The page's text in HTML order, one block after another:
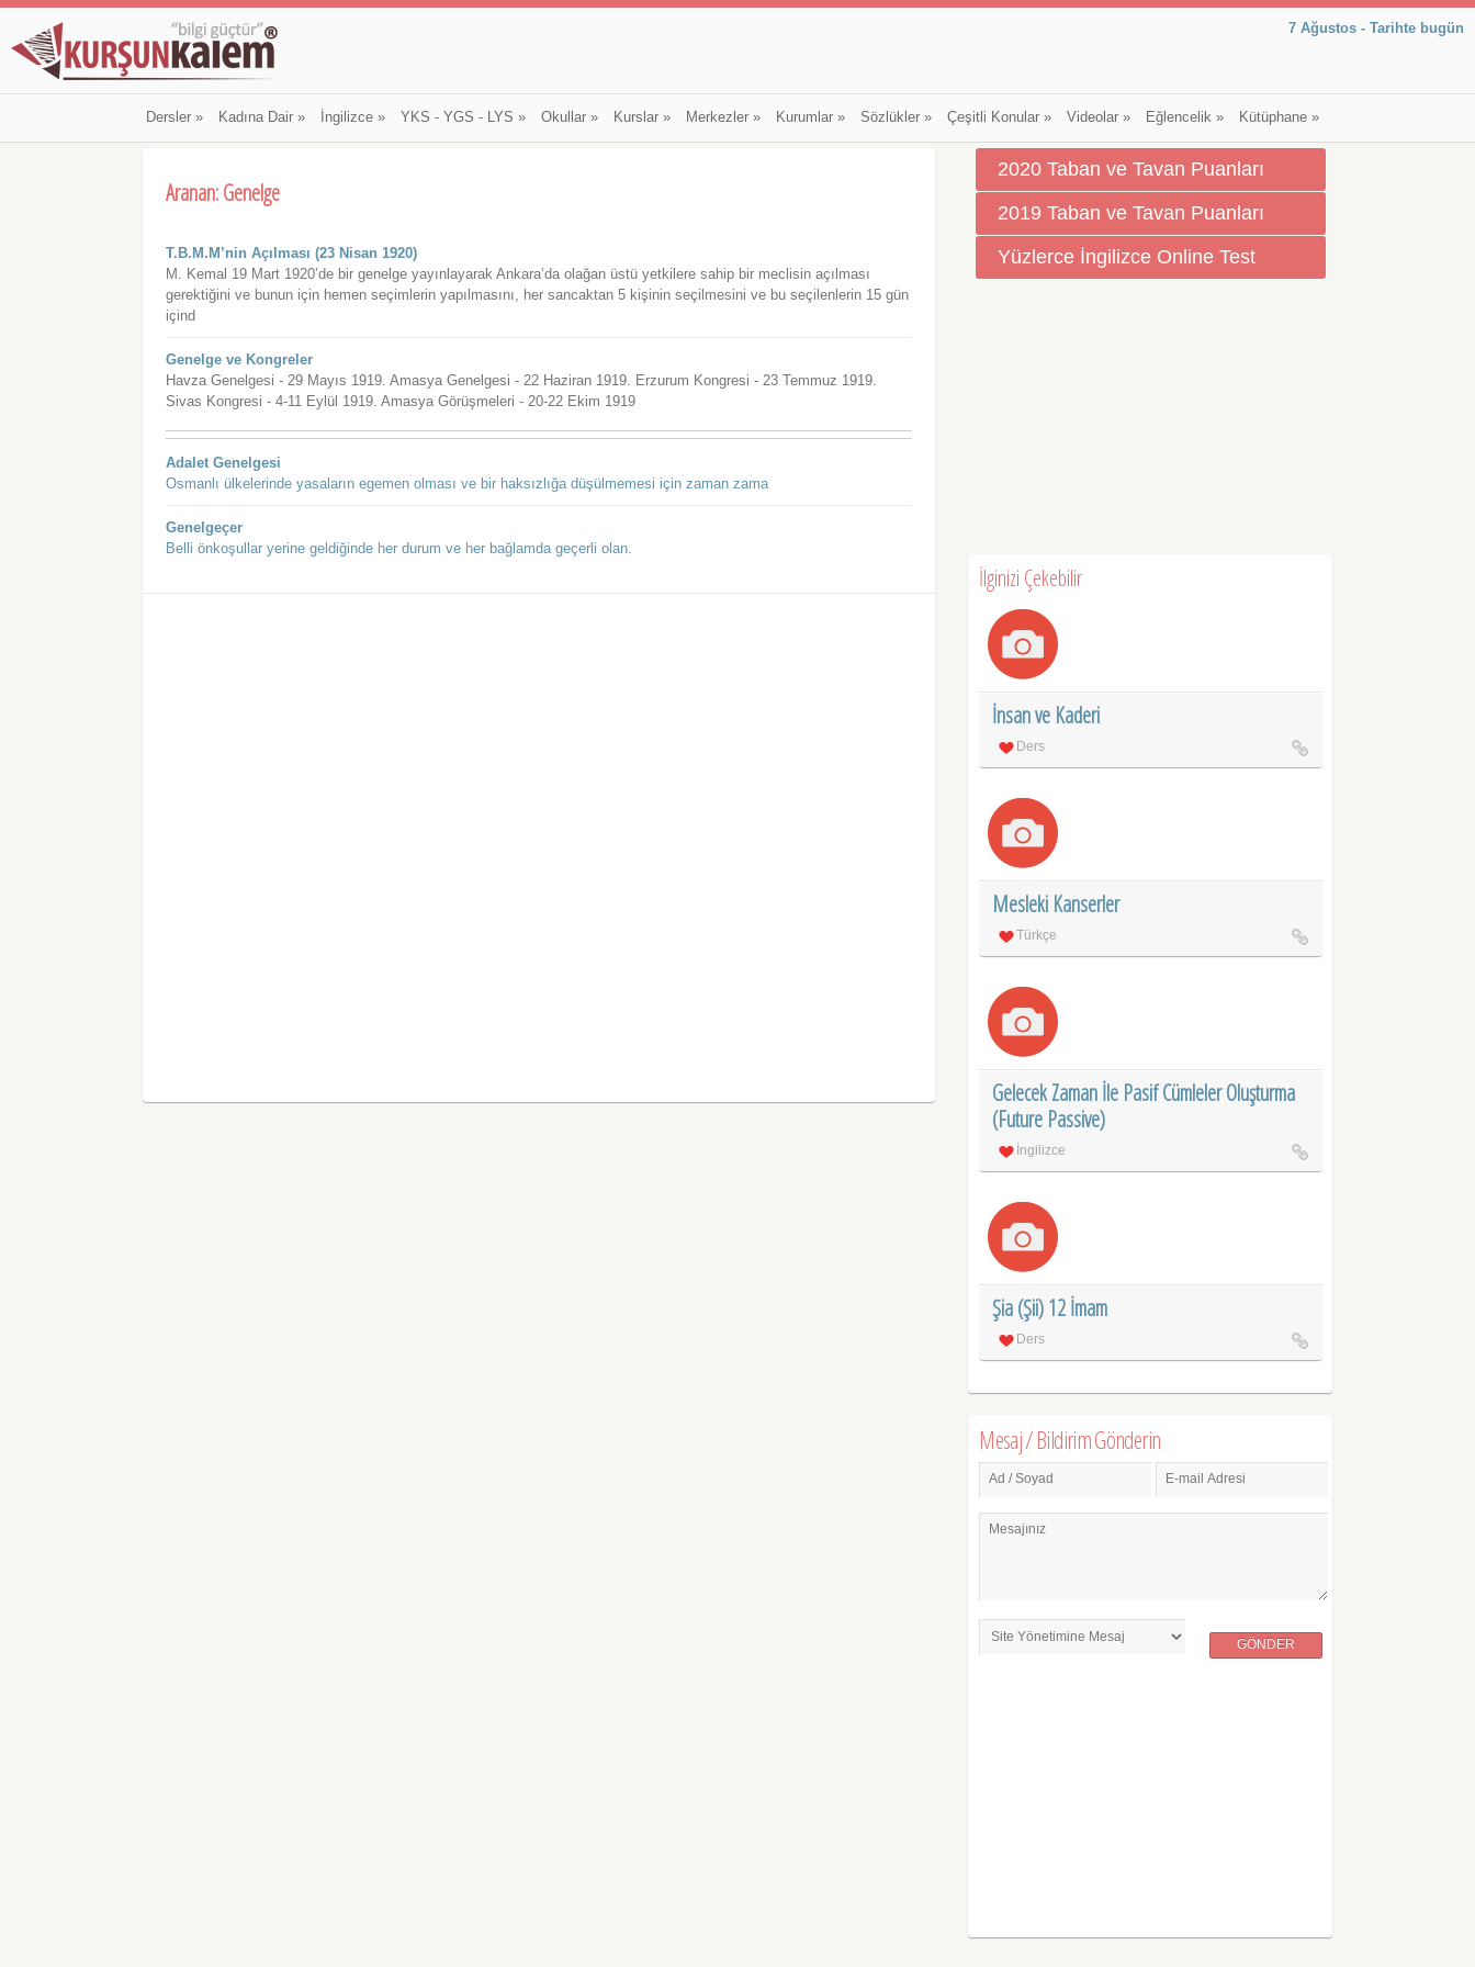
7 Ağustos - Tarihte bugün
Dersler» Kadına Dair» İngilizce» YKS - YGS - LYS » Okullar» Kurslar» Merkezler» Kurumlar» Sözlükler» Çeşitli Konular» Videolar» Eğlencelik» Kütüphane»
Aranan: Genelge
T.B.M.M’nin Açılması (23 Nisan 1920)
M. Kemal 19 Mart 1920’de bir genelge yayınlayarak Ankara’da olağan üstü yetkilere sahip bir meclisin açılması
gerektiğini ve bunun için hemen seçimlerin yapılmasını, her sancaktan 5 kişinin seçilmesini ve bu seçilenlerin 15 gün
içind
Genelge ve Kongreler
Havza Genelgesi - 29 Mayıs 1919. Amasya Genelgesi - 22 Haziran 1919. Erzurum Kongresi - 23 Temmuz 1919.
Sivas Kongresi - 4-11 Eylül 1919. Amasya Görüşmeleri - 20-22 Ekim 1919
Adalet Genelgesi
Osmanlı ülkelerinde yasaların egemen olması ve bir haksızlığa düşülmemesi için zaman zama
Genelgeçer
Belli önkoşullar yerine geldiğinde her durum ve her bağlamda geçerli olan.
2020 Taban ve Tavan Puanları
2019 Taban ve Tavan Puanları
Yüzlerce İngilizce Online Test
İlginizi Çekebilir
İnsan ve Kaderi
Ders
Mesleki Kanserler
Türkçe
Gelecek Zaman İle Pasif Cümleler Oluşturma
(Future Passive)
İngilizce
Şia (Şii) 12 İmam
Ders
Mesaj / Bildirim Gönderin
Ad / Soyad E-mail Adresi
Mesajınız
GÖNDER